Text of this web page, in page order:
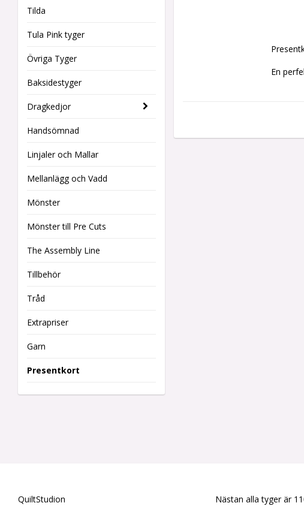
Tilda
Tula Pink tyger
Övriga Tyger
Baksidestyger
Dragkedjor
Handsömnad
Linjaler och Mallar
Mellanlägg och Vadd
Mönster
Mönster till Pre Cuts
The Assembly Line
Tillbehör
Tråd
Extrapriser
Garn
Presentkort
En
QuiltStudion
Nästan alla tyger är